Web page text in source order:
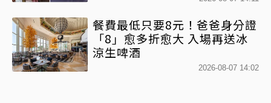
餐費最低只要8元！爸爸身分證
「8」愈多折愈大 入場再送冰
涼生啤酒
2026-08-07 14:02